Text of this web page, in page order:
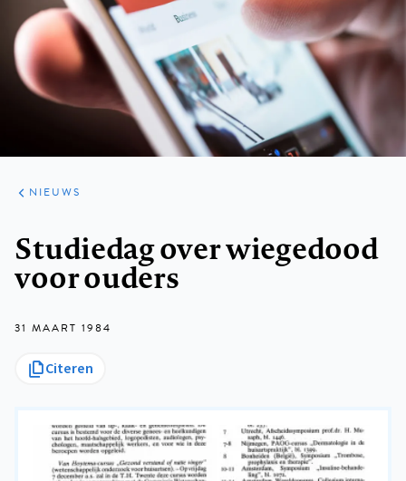
ARTIKELEN
HET
KORT
NIEUWS
Studiedag over wiegedood
voor ouders
31 MAART 1984
Citeren